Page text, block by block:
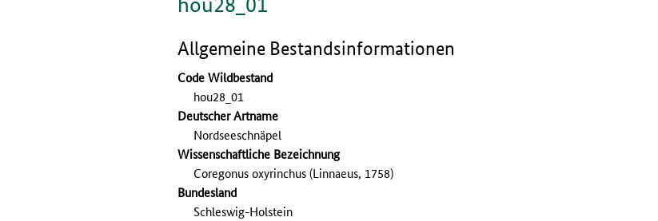
Allgemeine Bestandsinformationen
Code Wildbestand
hou28_01
Deutscher Artname
Nordseeschnäpel
Wissenschaftliche Bezeichnung
Coregonus oxyrinchus (Linnaeus, 1758)
Bundesland
Schleswig-Holstein